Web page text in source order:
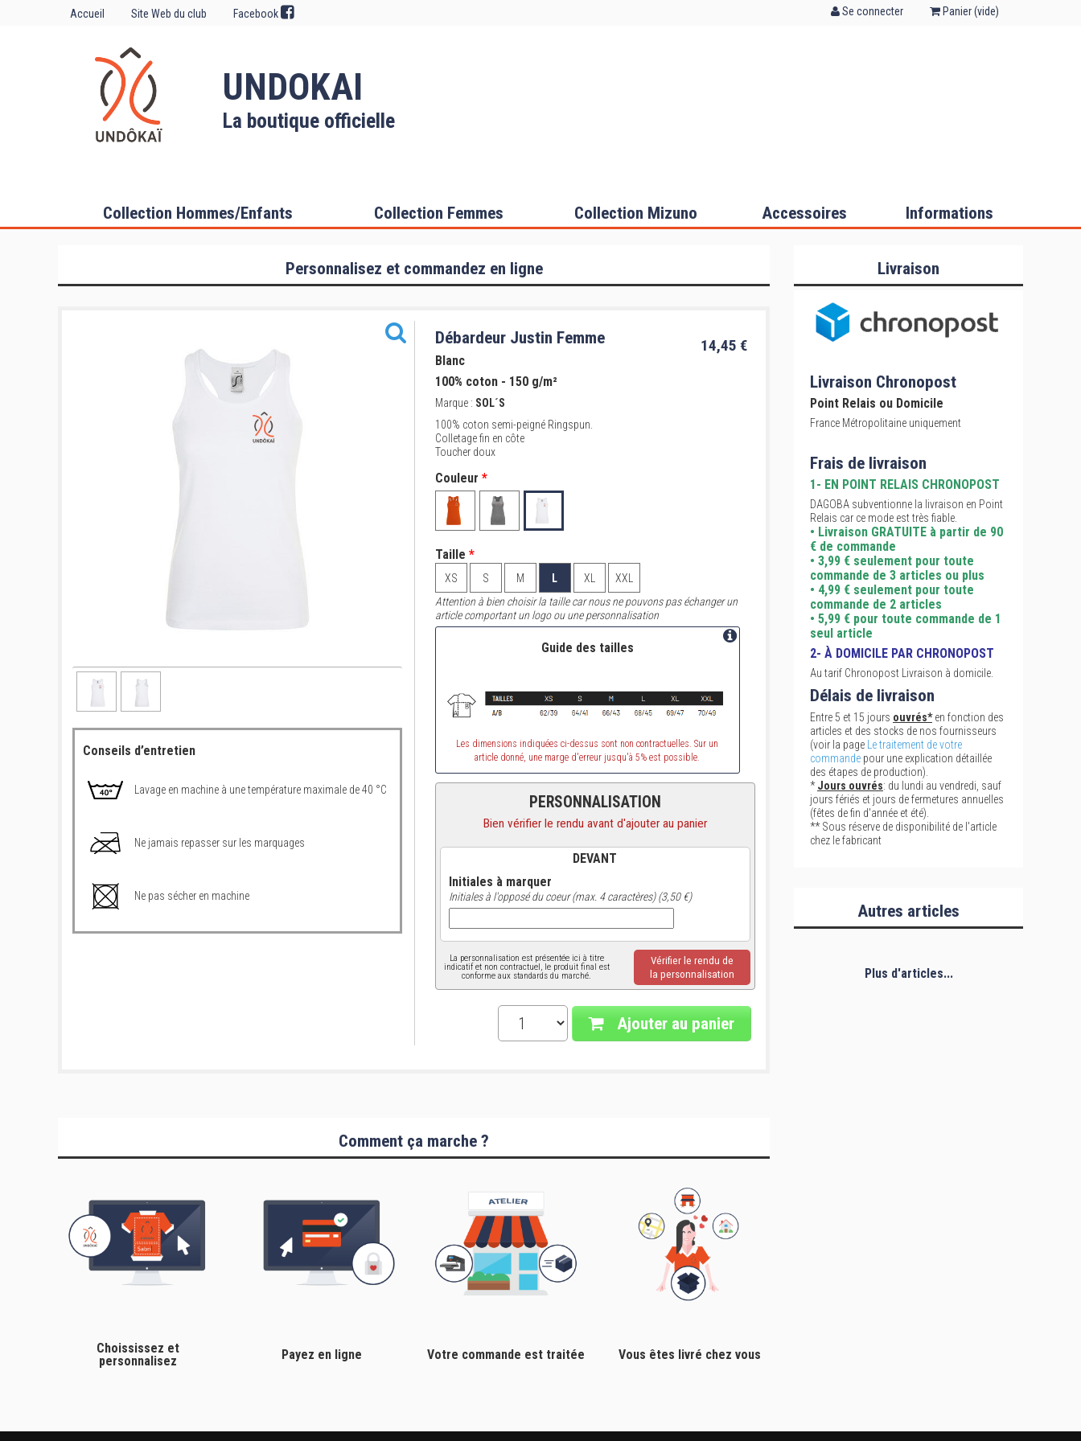
Accueil Site Web du club Facebook Se connecter Panier (vide)
UNDOKAI
La boutique officielle
Collection Hommes/Enfants Collection Femmes Collection Mizuno Accessoires Informations
Personnalisez et commandez en ligne
Conseils d’entretien
Lavage en machine à une température maximale de 40 °C
Ne jamais repasser sur les marquages
Ne pas sécher en machine
Débardeur Justin Femme 14,45 €
Blanc
100% coton - 150 g/m²
Marque : SOL´S
100% coton semi-peigné Ringspun.
Colletage fin en côte
Toucher doux
Couleur *
Taille *
XS S M L XL
XXL
Attention à bien choisir la taille car nous ne pouvons pas échanger un
article comportant un logo ou une personnalisation
Guide des tailles
Les dimensions indiquées ci-dessus sont non contractuelles. Sur un
article donné, une marge d'erreur jusqu'à 5% est possible.
PERSONNALISATION
Bien vérifier le rendu avant d'ajouter au panier
DEVANT
Initiales à marquer
Initiales à l'opposé du coeur (max. 4 caractères) (3,50 €)
La personnalisation est présentée ici à titre
indicatif et non contractuel, le produit final est
conforme aux standards du marché.
Vérifier le rendu de
la personnalisation
Ajouter au panier
Comment ça marche ?
Choississez et
personnalisez
Payez en ligne Votre commande est traitée Vous êtes livré chez vous
Livraison
Livraison Chronopost
Point Relais ou Domicile
France Métropolitaine uniquement
Frais de livraison
1- EN POINT RELAIS CHRONOPOST
DAGOBA subventionne la livraison en Point
Relais car ce mode est très fiable.
• Livraison GRATUITE à partir de 90
€ de commande
• 3,99 € seulement pour toute
commande de 3 articles ou plus
• 4,99 € seulement pour toute
commande de 2 articles
• 5,99 € pour toute commande de 1
seul article
2- À DOMICILE PAR CHRONOPOST
Au tarif Chronopost Livraison à domicile.
Délais de livraison
Entre 5 et 15 jours ouvrés*en fonction des
articles et des stocks de nos fournisseurs
(voir la page
Le traitement de votre
commande pour une explication détaillée
des étapes de production).
*Jours ouvrés: du lundi au vendredi, sauf
jours fériés et jours de fermetures annuelles
(fêtes de fin d'année et été).
** Sous réserve de disponibilité de l'article
chez le fabricant
Autres articles
Plus d'articles...